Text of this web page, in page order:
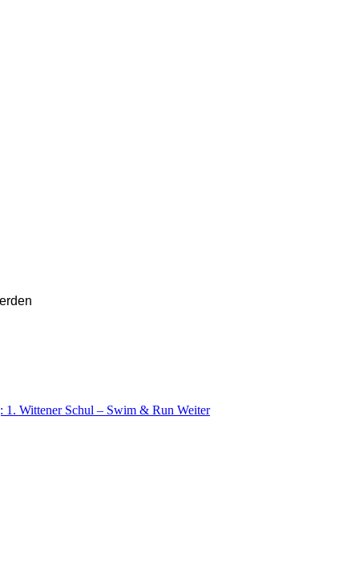
1. Wittener Schul – Swim & Run Weiter